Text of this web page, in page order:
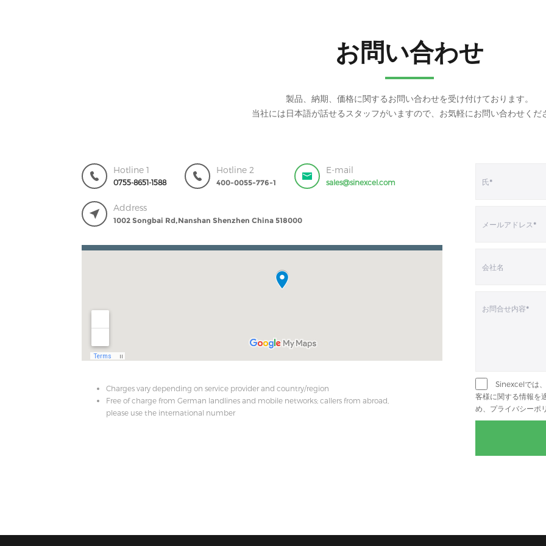
お問い合わせ
製品、納期、価格に関するお問い合わせを受け付けております。
当社には日本語が話せるスタッフがいますので、お気軽にお問い合わせくだ
Hotline 1
0755-8651-1588
Hotline 2
400-0055-776-1
E-mail
sales@sinexcel.com
Address
1002 Songbai Rd,Nanshan Shenzhen China 518000
Charges vary depending on service provider and country/region
Free of charge from German landlines and mobile networks; callers from abroad,
please use the international number
Sinexcelでは
客様に関する情報を
め、プライバシーポ